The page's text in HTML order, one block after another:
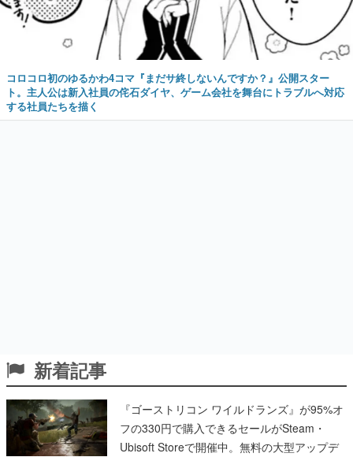
コロコロ初のゆるかわ4コマ『まだサ終しないんですか？』公開スター
ト。主人公は新入社員の侘石ダイヤ、ゲーム会社を舞台にトラブルへ対応
する社員たちを描く
新着記事
『ゴーストリコン ワイルドランズ』が95%オ
フの330円で購入できるセールがSteam・
Ubisoft Storeで開催中。無料の大型アップデ